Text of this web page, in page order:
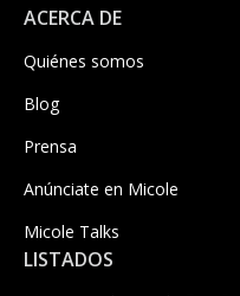
ACERCA DE
Quiénes somos
Blog
Prensa
Anúnciate en Micole
Micole Talks
LISTADOS